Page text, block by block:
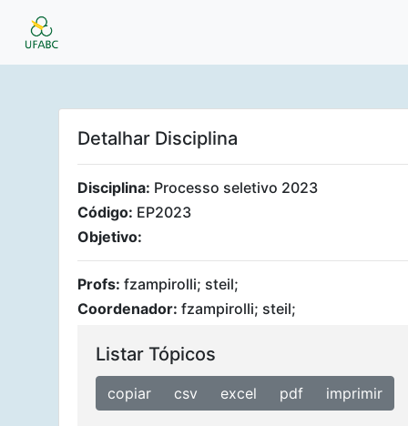
Detalhar Disciplina
Disciplina: Processo seletivo 2023
Código: EP2023
Objetivo:
Profs: fzampirolli; steil;
Coordenador: fzampirolli; steil;
Listar Tópicos
copiar csv excel pdf imprimir